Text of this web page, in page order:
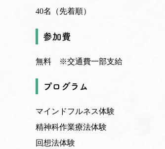
40名（先着順）
参加費
無料 ※交通費一部支給
プログラム
マインドフルネス体験
精神科作業療法体験
回想法体験